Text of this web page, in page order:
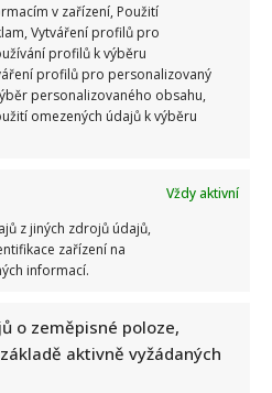
v zařízení, Použití
Vytváření profilů pro
profilů k výběru
profilů pro personalizovaný
personalizovaného obsahu,
omezených údajů k výběru
Vždy aktivní
z jiných zdrojů údajů,
zařízení na
informací.
o zeměpisné poloze,
aktivně vyžádaných